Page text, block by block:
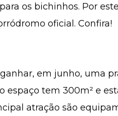
para os bichinhos. Por
oficial. Confira!
em junho, uma
espaço tem 300m² e
atração são